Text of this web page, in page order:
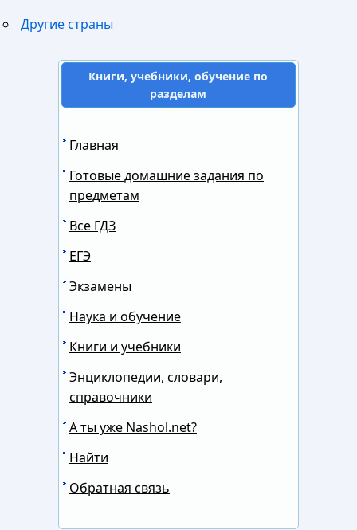
Другие страны
Книги, учебники, обучение по
разделам
Главная
Готовые домашние задания по
предметам
Все ГДЗ
ЕГЭ
Экзамены
Наука и обучение
Книги и учебники
Энциклопедии, словари,
справочники
А ты уже Nashol.net?
Найти
Обратная связь